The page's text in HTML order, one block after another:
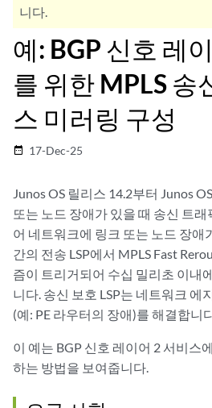
니다.
예: BGP 신호 레
를 위한 MPLS 송
스 미러링 구성
date_range 17-Dec-25
Junos OS 릴리스 14.2부터 Junos
또는 노드 장애가 있을 때 송신 트
어 네트워크에 링크 또는 노드 장애
간의 전송 LSP에서 MPLS Fast
즘이 트리거되어 수십 밀리초 이내
니다. 송신 보호 LSP는 네트워크 에
(예: PE 라우터의 장애)를 해결합니
이 예는 BGP 신호 레이어 2 서비스
하는 방법을 보여줍니다.